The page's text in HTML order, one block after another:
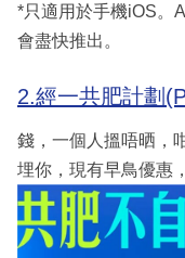
*只適用於手機iOS。
會盡快推出。
2.經一共肥計劃
錢，一個人搵唔晒，
埋你，現有早鳥優惠